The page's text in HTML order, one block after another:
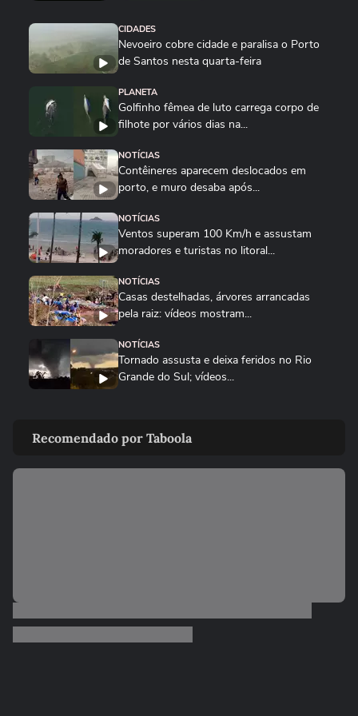
CIDADES
Nevoeiro cobre cidade e paralisa o Porto
de Santos nesta quarta-feira
PLANETA
Golfinho fêmea de luto carrega corpo de
filhote por vários dias na...
NOTÍCIAS
Contêineres aparecem deslocados em
porto, e muro desaba após...
NOTÍCIAS
Ventos superam 100 Km/h e assustam
moradores e turistas no litoral...
NOTÍCIAS
Casas destelhadas, árvores arrancadas
pela raiz: vídeos mostram...
NOTÍCIAS
Tornado assusta e deixa feridos no Rio
Grande do Sul; vídeos...
500 casas no RS; vídeos...
CIDADES
‘debaixo d’água’ na véspera da...
Recomendado por Taboola